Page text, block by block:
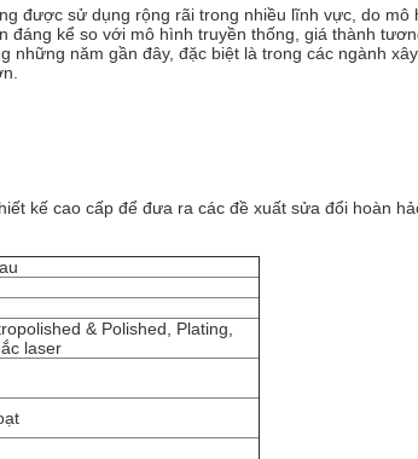
được sử dụng rộng rãi trong nhiều lĩnh vực, do mô
kể so với mô hình truyền thống, giá thành
năm gần đây, đặc biệt là trong các ngành
kế cao cấp để đưa ra các đề xuất sửa đổi hoàn
& Polished, Plating,
laser